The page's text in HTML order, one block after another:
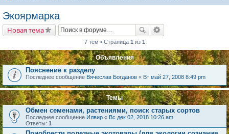
Экоярмарка
Новая тема
7 тем • Страница 1 из 1
Объявления
Пояснение к разделу
Последнее сообщение Вячеслав Богданов « Вт май 27, 2008 8:49 pm
Темы
Обмен семенами, растениями, поиск старых сортов
Последнее сообщение Илвир « Вс дек 02, 2018 10:26 am
Ответы: 1